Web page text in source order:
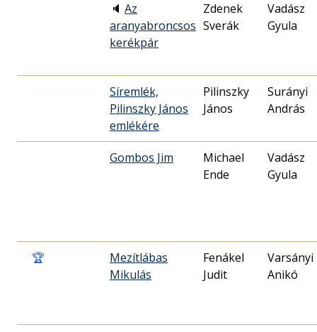
🔈 Az
aranyabroncsos
kerékpár
Zdenek
Sverák
Vadász
Gyula
Síremlék,
Pilinszky János
emlékére
Pilinszky
János
Surányi
András
Gombos Jim
Michael
Ende
Vadász
Gyula
🏆
Mezítlábas
Mikulás
Fenákel
Judit
Varsányi
Anikó